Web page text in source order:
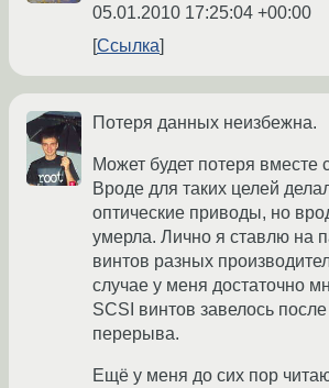
05.01.2010 17:25:04 +00:00
Ссылка
Потеря данных неизбежна.
Может будет потеря
Вроде для таких целей
оптические приводы, но
умерла. Лично я ставлю на
винтов разных
случае у меня достаточно
SCSI винтов завелось
перерыва.
Ещё у меня до сих пор